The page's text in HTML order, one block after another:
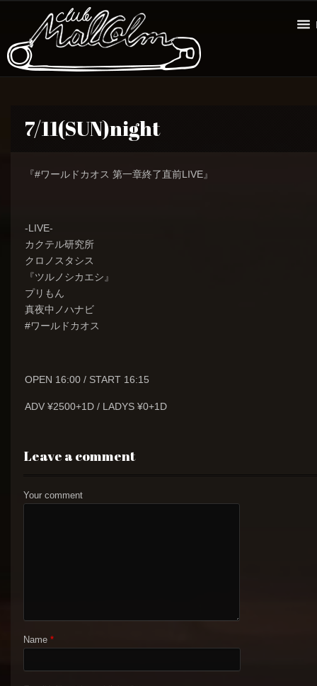
7/11(SUN)night
『#ワールドカオス 第一章終了直前LIVE』
-LIVE-
カクテル研究所
クロノスタシス
『ツルノシカエシ』
プリもん
真夜中ノハナビ
#ワールドカオス
OPEN 16:00 / START 16:15
ADV ¥2500+1D / LADYS ¥0+1D
Leave a comment
Your comment
Name *